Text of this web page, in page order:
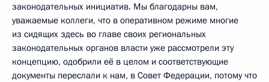
законодательных инициатив. Мы благодарны вам,
уважаемые коллеги, что в оперативном режиме многие
из сидящих здесь во главе своих региональных
законодательных органов власти уже рассмотрели эту
концепцию, одобрили её в целом и соответствующие
документы переслали к нам, в Совет Федерации, потому что